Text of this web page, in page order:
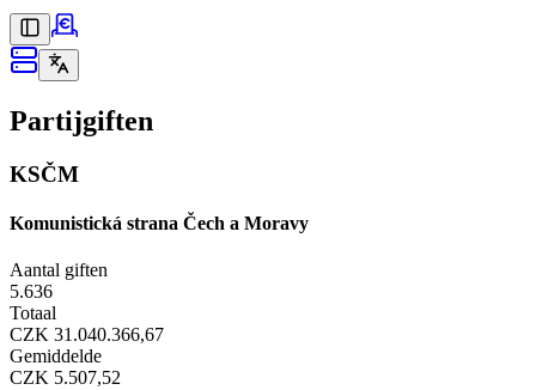
Partijgiften
KSČM
Komunistická strana Čech a Moravy
Aantal giften
5.636
Totaal
CZK 31.040.366,67
Gemiddelde
CZK 5.507,52